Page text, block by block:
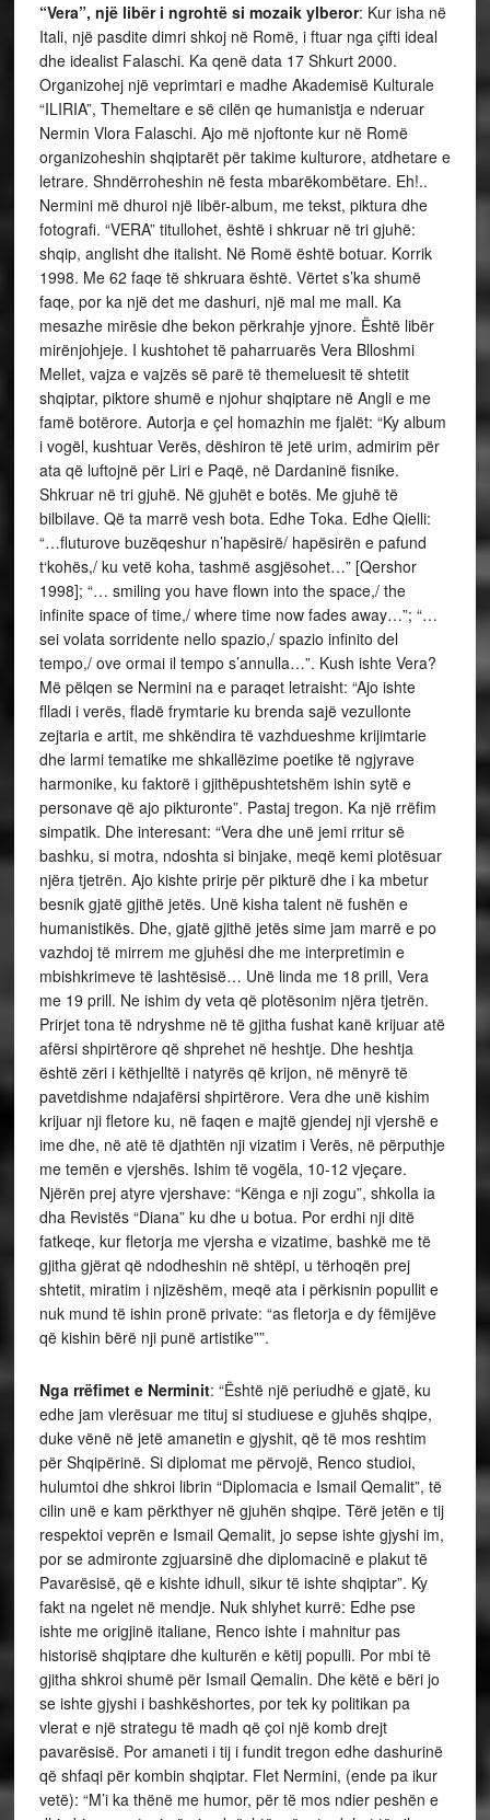
“Vera”, një libër i ngrohtë si mozaik ylberor: Kur isha në
Itali, një pasdite dimri shkoj në Romë, i ftuar nga çifti ideal
dhe idealist Falaschi. Ka qenë data 17 Shkurt 2000.
Organizohej një veprimtari e madhe Akademisë Kulturale
“ILIRIA”, Themeltare e së cilën qe humanistja e nderuar
Nermin Vlora Falaschi. Ajo më njoftonte kur në Romë
organizoheshin shqiptarët për takime kulturore, atdhetare e
letrare. Shndërroheshin në festa mbarëkombëtare. Eh!..
Nermini më dhuroi një libër-album, me tekst, piktura dhe
fotografi. “VERA” titullohet, është i shkruar në tri gjuhë:
shqip, anglisht dhe italisht. Në Romë është botuar. Korrik
1998. Me 62 faqe të shkruara është. Vërtet s’ka shumë
faqe, por ka një det me dashuri, një mal me mall. Ka
mesazhe mirësie dhe bekon përkrahje yjnore. Është libër
mirënjohjeje. I kushtohet të paharruarës Vera Blloshmi
Mellet, vajza e vajzës së parë të themeluesit të shtetit
shqiptar, piktore shumë e njohur shqiptare në Angli e me
famë botërore. Autorja e çel homazhin me fjalët: “Ky album
i vogël, kushtuar Verës, dëshiron të jetë urim, admirim për
ata që luftojnë për Liri e Paqë, në Dardaninë fisnike.
Shkruar në tri gjuhë. Në gjuhët e botës. Me gjuhë të
bilbilave. Që ta marrë vesh bota. Edhe Toka. Edhe Qielli:
“…fluturove buzëqeshur n’hapësirë/ hapësirën e pafund
t‘kohës,/ ku vetë koha, tashmë asgjësohet…” [Qershor
1998]; “… smiling you have flown into the space,/ the
infinite space of time,/ where time now fades away…”; “…
sei volata sorridente nello spazio,/ spazio infinito del
tempo,/ ove ormai il tempo s’annulla…”. Kush ishte Vera?
Më pëlqen se Nermini na e paraqet letraisht: “Ajo ishte
flladi i verës, fladë frymtarie ku brenda sajë vezullonte
zejtaria e artit, me shkëndira të vazhdueshme krijimtarie
dhe larmi tematike me shkallëzime poetike të ngjyrave
harmonike, ku faktorë i gjithëpushtetshëm ishin sytë e
personave që ajo pikturonte”. Pastaj tregon. Ka një rrëfim
simpatik. Dhe interesant: “Vera dhe unë jemi rritur së
bashku, si motra, ndoshta si binjake, meqë kemi plotësuar
njëra tjetrën. Ajo kishte prirje për pikturë dhe i ka mbetur
besnik gjatë gjithë jetës. Unë kisha talent në fushën e
humanistikës. Dhe, gjatë gjithë jetës sime jam marrë e po
vazhdoj të mirrem me gjuhësi dhe me interpretimin e
mbishkrimeve të lashtësisë… Unë linda me 18 prill, Vera
me 19 prill. Ne ishim dy veta që plotësonim njëra tjetrën.
Prirjet tona të ndryshme në të gjitha fushat kanë krijuar atë
afërsi shpirtërore që shprehet në heshtje. Dhe heshtja
është zëri i këthjelltë i natyrës që krijon, në mënyrë të
pavetdishme ndajafërsi shpirtërore. Vera dhe unë kishim
krijuar nji fletore ku, në faqen e majtë gjendej nji vjershë e
ime dhe, në atë të djathtën nji vizatim i Verës, në përputhje
me temën e vjershës. Ishim të vogëla, 10-12 vjeçare.
Njërën prej atyre vjershave: “Kënga e nji zogu”, shkolla ia
dha Revistës “Diana” ku dhe u botua. Por erdhi nji ditë
fatkeqe, kur fletorja me vjersha e vizatime, bashkë me të
gjitha gjërat që ndodheshin në shtëpi, u tërhoqën prej
shtetit, miratim i njizëshëm, meqë ata i përkisnin popullit e
nuk mund të ishin pronë private: “as fletorja e dy fëmijëve
që kishin bërë nji punë artistike””.
Nga rrëfimet e Nerminit: “Është një periudhë e gjatë, ku
edhe jam vlerësuar me tituj si studiuese e gjuhës shqipe,
duke vënë në jetë amanetin e gjyshit, që të mos reshtim
për Shqipërinë. Si diplomat me përvojë, Renco studioi,
hulumtoi dhe shkroi librin “Diplomacia e Ismail Qemalit”, të
cilin unë e kam përkthyer në gjuhën shqipe. Tërë jetën e tij
respektoi veprën e Ismail Qemalit, jo sepse ishte gjyshi im,
por se admironte zgjuarsinë dhe diplomacinë e plakut të
Pavarësisë, që e kishte idhull, sikur të ishte shqiptar”. Ky
fakt na ngelet në mendje. Nuk shlyhet kurrë: Edhe pse
ishte me origjinë italiane, Renco ishte i mahnitur pas
historisë shqiptare dhe kulturën e këtij populli. Por mbi të
gjitha shkroi shumë për Ismail Qemalin. Dhe këtë e bëri jo
se ishte gjyshi i bashkëshortes, por tek ky politikan pa
vlerat e një strategu të madh që çoi një komb drejt
pavarësisë. Por amaneti i tij i fundit tregon edhe dashurinë
që shfaqi për kombin shqiptar. Flet Nermini, (ende pa ikur
vetë): “M’i ka thënë me humor, për të mos ndier peshën e